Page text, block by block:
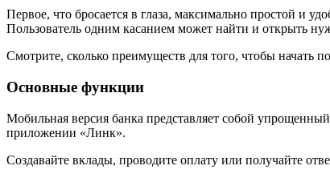
Первое, что бросается в глаза, максимально простой и
Пользователь одним касанием может найти и открыть
Смотрите, сколько преимуществ для того, чтобы начать
Основные функции
Мобильная версия банка представляет собой
приложении «Линк».
Создавайте вклады, проводите оплату или получайте